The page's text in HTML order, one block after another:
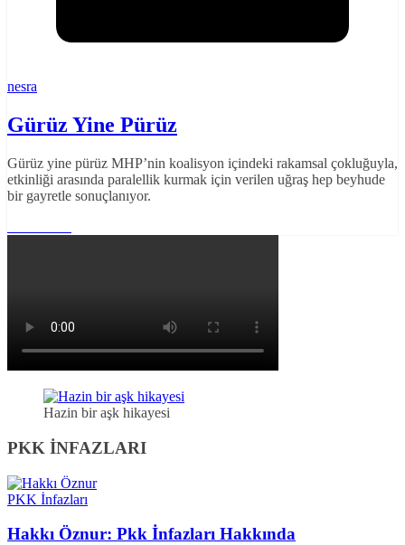
nesra
Gürüz Yine Pürüz
Gürüz yine pürüz MHP’nin koalisyon içindeki rakamsal çokluğuyla,
etkinliği arasında paralellik kurmak için verilen uğraş hep beyhude
bir gayretle sonuçlanıyor.
Hazin bir aşk hikayesi
PKK İNFAZLARI
PKK İnfazları
Hakkı Öznur: Pkk İnfazları Hakkında